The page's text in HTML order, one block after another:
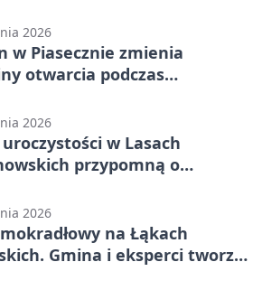
2026
w Piasecznie zmienia
otwarcia podczas
2026
w Lasach
przypomną o
2026
na Łąkach
Gmina i eksperci tworzą